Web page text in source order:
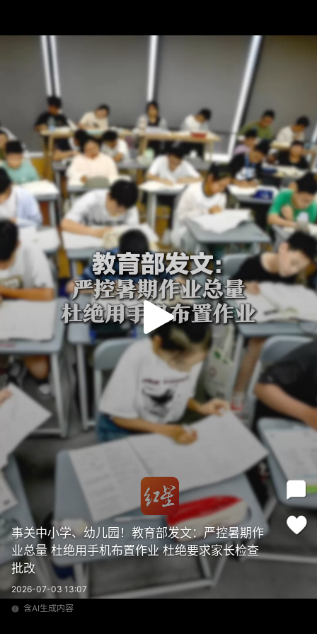
事关中小学、幼儿园！教育部发文：严控暑期作
业总量 杜绝用手机布置作业 杜绝要求家长检查
批改
2026-07-03 13:07
含AI生成内容